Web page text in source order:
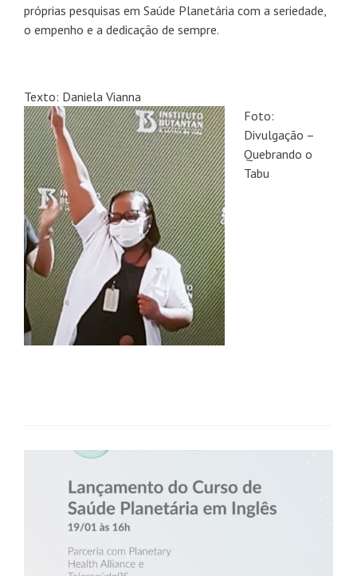
próprias pesquisas em Saúde Planetária com a seriedade,
o empenho e a dedicação de sempre.
Texto: Daniela Vianna
Foto:
Divulgação –
Quebrando o
Tabu
Navegação
posts